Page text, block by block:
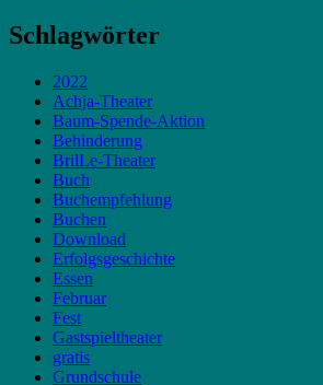
Schlagwörter
2022
Achja-Theater
Baum-Spende-Aktion
Behinderung
BrilLe-Theater
Buch
Buchempfehlung
Buchen
Download
Erfolgsgeschichte
Essen
Februar
Fest
Gastspieltheater
gratis
Grundschule